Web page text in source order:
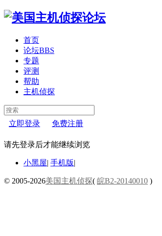
首页
论坛BBS
专题
评测
帮助
主机侦探
立即登录 免费注册
请先登录后才能继续浏览
小黑屋| 手机版|
© 2005-2026美国主机侦探( 皖B2-20140010 )